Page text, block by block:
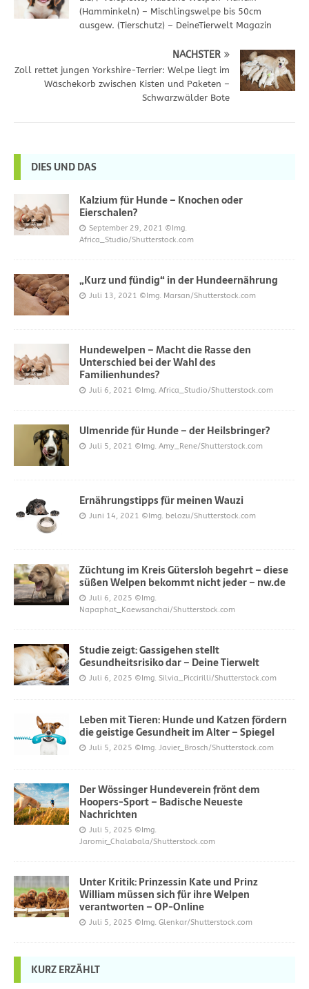
(Hamminkeln) – Mischlingswelpe bis 50cm
ausgew. (Tierschutz) – DeineTierwelt Magazin
NÄCHSTER
Zoll rettet jungen Yorkshire-Terrier: Welpe liegt im
Wäschekorb zwischen Kisten und Paketen –
Schwarzwälder Bote
DIES UND DAS
Kalzium für Hunde – Knochen oder
Eierschalen?
September 29, 2021 ©Img.
Africa_Studio/Shutterstock.com
„Kurz und fündig“ in der Hundeernährung
Juli 13, 2021 ©Img. Marsan/Shutterstock.com
Hundewelpen – Macht die Rasse den
Unterschied bei der Wahl des
Familienhundes?
Juli 6, 2021 ©Img. Africa_Studio/Shutterstock.com
Ulmenride für Hunde – der Heilsbringer?
Juli 5, 2021 ©Img. Amy_Rene/Shutterstock.com
Ernährungstipps für meinen Wauzi
Juni 14, 2021 ©Img. belozu/Shutterstock.com
Züchtung im Kreis Gütersloh begehrt – diese
süßen Welpen bekommt nicht jeder – nw.de
Juli 6, 2025 ©Img.
Napaphat_Kaewsanchai/Shutterstock.com
Studie zeigt: Gassigehen stellt
Gesundheitsrisiko dar – Deine Tierwelt
Juli 6, 2025 ©Img. Silvia_Piccirilli/Shutterstock.com
Leben mit Tieren: Hunde und Katzen fördern
die geistige Gesundheit im Alter – Spiegel
Juli 5, 2025 ©Img. Javier_Brosch/Shutterstock.com
Der Wössinger Hundeverein frönt dem
Hoopers-Sport – Badische Neueste
Nachrichten
Juli 5, 2025 ©Img.
Jaromir_Chalabala/Shutterstock.com
Unter Kritik: Prinzessin Kate und Prinz
William müssen sich für ihre Welpen
verantworten – OP-Online
Juli 5, 2025 ©Img. Glenkar/Shutterstock.com
KURZ ERZÄHLT